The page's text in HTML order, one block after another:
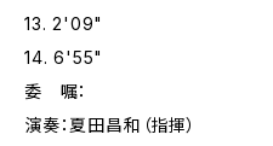
13. 2'09"
14. 6'55"
委 嘱：
演奏：夏田昌和（指揮）